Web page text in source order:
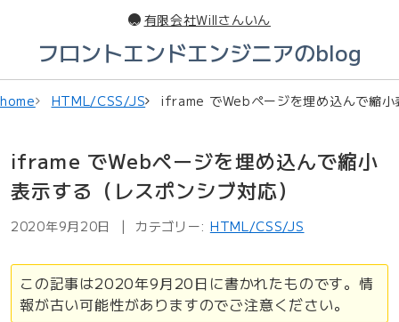
このページの本文へ
フロントエンドエンジニアのblog
有限会社Willさんいん
home HTML/CSS/JS iframe でWebページを埋め込んで縮小
iframe でWebページを埋め込んで縮小
表示する（レスポンシブ対応）
2020年9月20日 カテゴリー: HTML/CSS/JS
この記事は2020年9月20日に書かれたものです。情
報が古い可能性がありますのでご注意ください。